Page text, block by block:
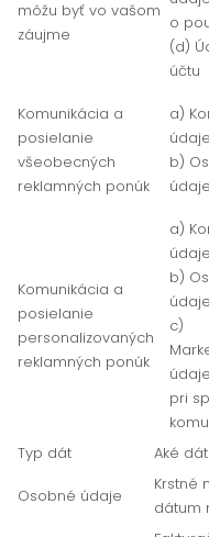
môžu byť vo vašom
záujme
o
(d)
účtu
Komunikácia a
posielanie
všeobecných
reklamných ponúk
a)
údaje
b)
údaje
Komunikácia a
posielanie
personalizovaných
reklamných ponúk
a)
údaje
b)
údaje
c)
pri
Typ dát Aké
Osobné údaje
Krstné
dátum